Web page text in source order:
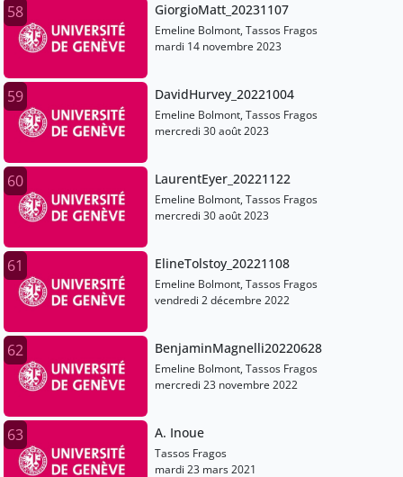
58 GiorgioMatt_20231107
Emeline Bolmont, Tassos Fragos
mardi 14 novembre 2023
59 DavidHurvey_20221004
Emeline Bolmont, Tassos Fragos
mercredi 30 août 2023
60 LaurentEyer_20221122
Emeline Bolmont, Tassos Fragos
mercredi 30 août 2023
61 ElineTolstoy_20221108
Emeline Bolmont, Tassos Fragos
vendredi 2 décembre 2022
62 BenjaminMagnelli20220628
Emeline Bolmont, Tassos Fragos
mercredi 23 novembre 2022
63 A. Inoue
Tassos Fragos
mardi 23 mars 2021